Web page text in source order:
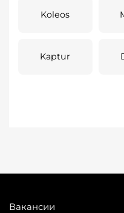
Koleos
Kaptur
Вакансии